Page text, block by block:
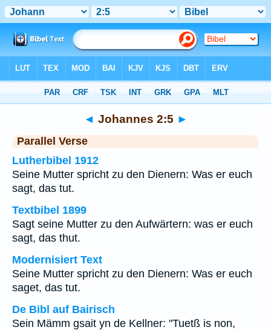
◄ Johannes 2:5 ►
Parallel Verse
Lutherbibel 1912
Seine Mutter spricht zu den Dienern: Was er euch
sagt, das tut.
Textbibel 1899
Sagt seine Mutter zu den Aufwärtern: was er euch
sagt, das thut.
Modernisiert Text
Seine Mutter spricht zu den Dienern: Was er euch
saget, das tut.
De Bibl auf Bairisch
Sein Mämm gsait yn de Kellner: "Tuetß is non,